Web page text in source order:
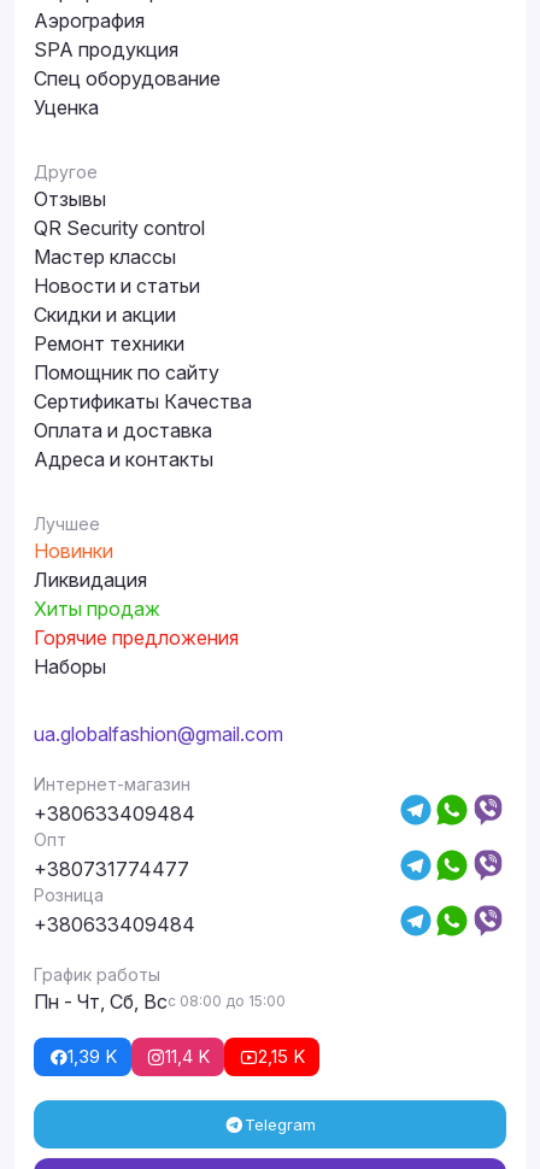
Аэрография
SPA продукция
Спец оборудование
Уценка
Другое
Отзывы
QR Security control
Мастер классы
Новости и статьи
Скидки и акции
Ремонт техники
Помощник по сайту
Сертификаты Качества
Оплата и доставка
Адреса и контакты
Лучшее
Новинки
Ликвидация
Хиты продаж
Горячие предложения
Наборы
ua.globalfashion@gmail.com
Интернет-магазин
+380633409484
Опт
+380731774477
Розница
+380633409484
График работы
Пн - Чт, Сб, Всс 08:00 до 15:00
1,39 K 11,4 K 2,15 K
Telegram